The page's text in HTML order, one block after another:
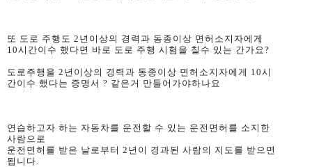
또 도로 주행도 2년이상의 경력과 동종이상 면허소지자에게
10시간이수 했다면 바로 도로 주행 시험을 칠수 있는 간가요?
도로주행을 2년이상의 경력과 동종이상 면허소지자에게 10시
간이수 했다는 증명서 ? 같은거 만들어가야하나요
연습하고자 하는 자동차를 운전할 수 있는 운전면허를 소지한
사람으로
운전면허를 받은 날로부터 2년이 경과된 사람의 지도를 받으면
됩니다.